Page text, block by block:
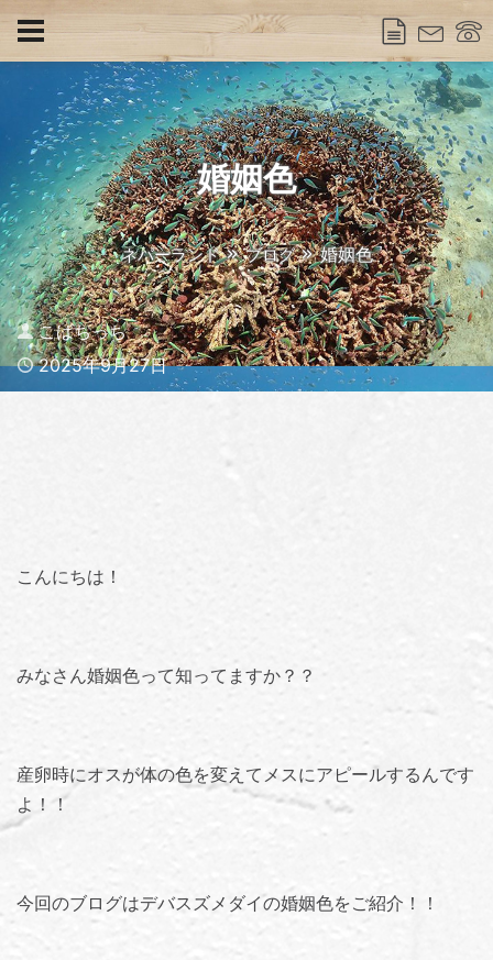
婚姻色
ネバーランド ブログ 婚姻色
Author
こばちっち
Published
2025年9月27日
こんにちは！
みなさん婚姻色って知ってますか？？
産卵時にオスが体の色を変えてメスにアピールするんです
よ！！
今回のブログはデバスズメダイの婚姻色をご紹介！！